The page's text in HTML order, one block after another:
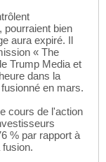
pourraient bien
aura expiré. Il
« The
Trump Media et
dans la
en mars.
cours de l'action
% par rapport à